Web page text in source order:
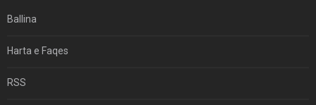
Ballina
Harta e Faqes
RSS